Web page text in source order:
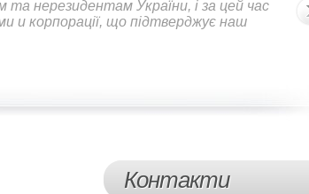
нерезидентам України, і за цей час
и корпорації, що підтверджує наш
Контакти